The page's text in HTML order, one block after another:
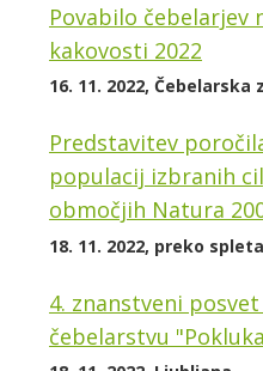
Povabilo čebelarjev
kakovosti 2022
16. 11. 2022,
Predstavitev
populacij izbranih
območjih Natura
18. 11. 2022, preko spleta
4. znanstveni
čebelarstvu